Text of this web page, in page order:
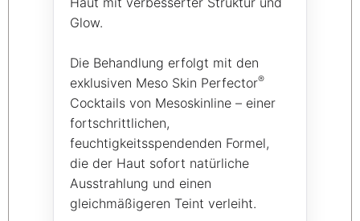
Glow.
Die Behandlung erfolgt mit den
exklusiven Meso Skin Perfector®
Cocktails von Mesoskinline – einer
fortschrittlichen,
feuchtigkeitsspendenden Formel,
die der Haut sofort natürliche
Ausstrahlung und einen
gleichmäßigeren Teint verleiht.